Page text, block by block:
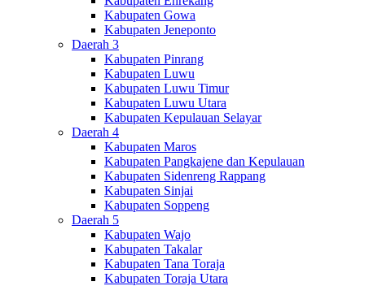
Kabupaten Gowa
Kabupaten Jeneponto
Daerah 3
Kabupaten Pinrang
Kabupaten Luwu
Kabupaten Luwu Timur
Kabupaten Luwu Utara
Kabupaten Kepulauan Selayar
Daerah 4
Kabupaten Maros
Kabupaten Pangkajene dan Kepulauan
Kabupaten Sidenreng Rappang
Kabupaten Sinjai
Kabupaten Soppeng
Daerah 5
Kabupaten Wajo
Kabupaten Takalar
Kabupaten Tana Toraja
Kabupaten Toraja Utara